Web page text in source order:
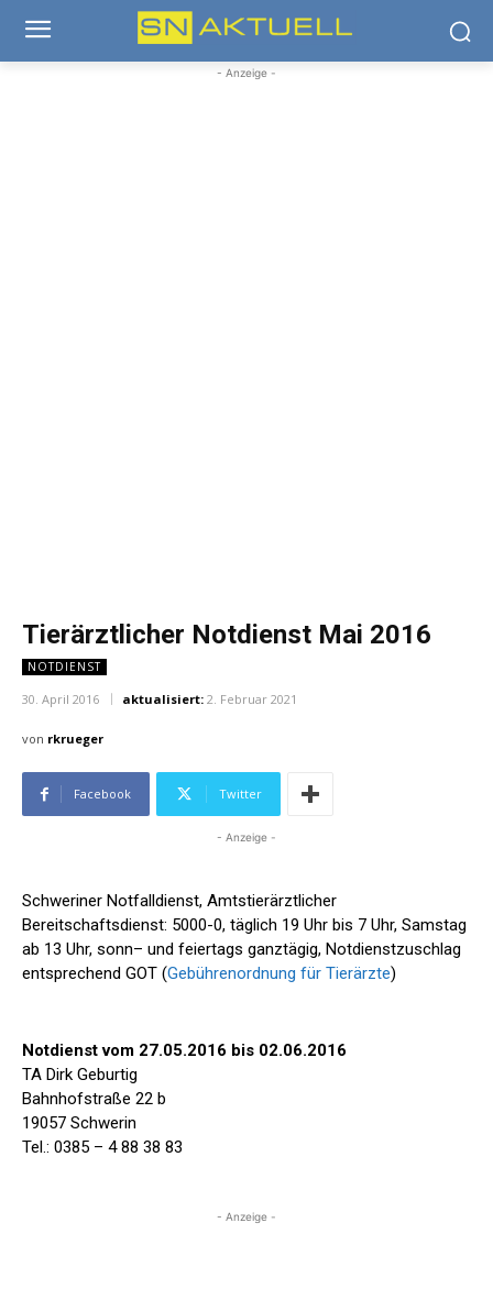
- Anzeige -
Tierärztlicher Notdienst Mai 2016
NOTDIENST
30. April 2016 aktualisiert: 2. Februar 2021
von rkrueger
Facebook Twitter
- Anzeige -
Schweriner Notfalldienst, Amtstierärztlicher
Bereitschaftsdienst: 5000-0, täglich 19 Uhr bis 7 Uhr, Samstag
ab 13 Uhr, sonn– und feiertags ganztägig, Notdienstzuschlag
entsprechend GOT (Gebührenordnung für Tierärzte)
Notdienst vom 27.05.2016 bis 02.06.2016
TA Dirk Geburtig
Bahnhofstraße 22 b
19057 Schwerin
Tel.: 0385 – 4 88 38 83
- Anzeige -